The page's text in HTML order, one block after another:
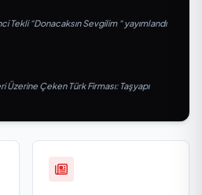
Tekli “Donacaksın Sevgilim “ yayımlandı
Üzerine Çeken Türk Firması: Taşyapı